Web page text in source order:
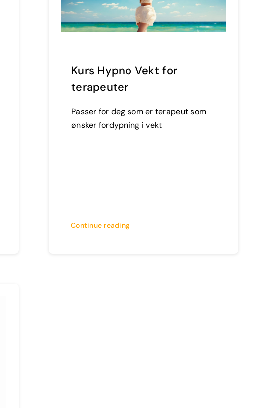
Kurs Hypno Vekt for
terapeuter
Passer for deg som er terapeut som
ønsker fordypning i vekt
Continue reading